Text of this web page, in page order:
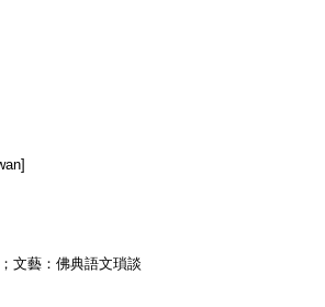
文藝：佛典語文瑣談